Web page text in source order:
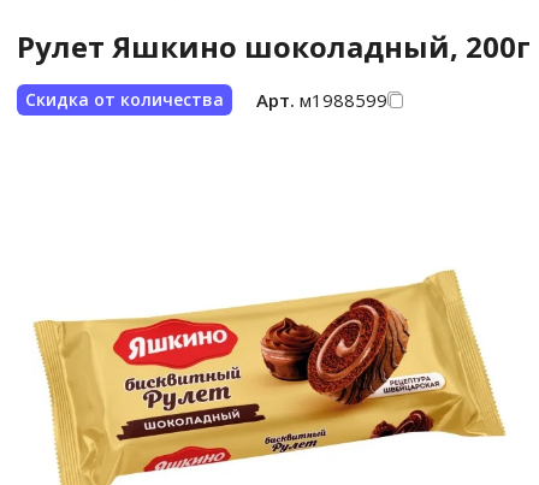
Рулет Яшкино шоколадный, 200г
Скидка от количества Арт. м1988599